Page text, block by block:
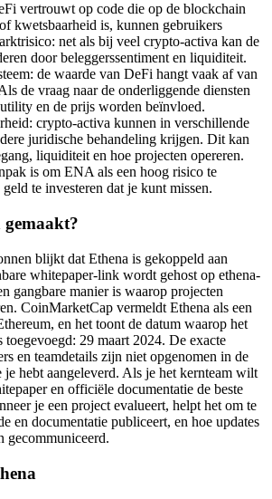
vertrouwt op code die op de blockchain
kwetsbaarheid is, kunnen gebruikers
net als bij veel crypto-activa kan de
door beleggerssentiment en liquiditeit.
de waarde van DeFi hangt vaak af van
de vraag naar de onderliggende diensten
en de prijs worden beïnvloed.
crypto-activa kunnen in verschillende
juridische behandeling krijgen. Dit kan
liquiditeit en hoe projecten opereren.
is om ENA als een hoog risico te
te investeren dat je kunt missen.
gemaakt?
blijkt dat Ethena is gekoppeld aan
whitepaper-link wordt gehost op ethena-
gangbare manier is waarop projecten
CoinMarketCap vermeldt Ethena als een
en het toont de datum waarop het
29 maart 2024. De exacte
en teamdetails zijn niet opgenomen in de
je hebt aangeleverd. Als je het kernteam wilt
en officiële documentatie de beste
je een project evalueert, helpt het om te
en documentatie publiceert, en hoe updates
gecommuniceerd.